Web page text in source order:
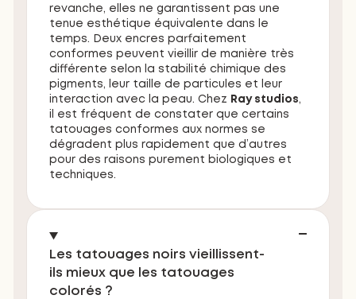
revanche, elles ne garantissent pas une
tenue esthétique équivalente dans le
temps. Deux encres parfaitement
conformes peuvent vieillir de manière très
différente selon la stabilité chimique des
pigments, leur taille de particules et leur
interaction avec la peau. Chez
Ray studios,
il est fréquent de constater que certains
tatouages conformes aux normes se
dégradent plus rapidement que d’autres
pour des raisons purement biologiques et
techniques.
Les tatouages noirs vieillissent-
ils mieux que les tatouages
colorés ?